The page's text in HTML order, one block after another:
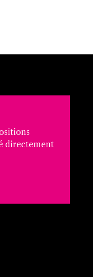
directement